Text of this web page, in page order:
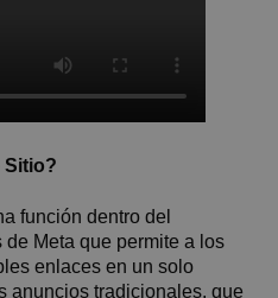
Sitio?
función dentro del
Meta que permite a los
enlaces en un solo
anuncios tradicionales, que